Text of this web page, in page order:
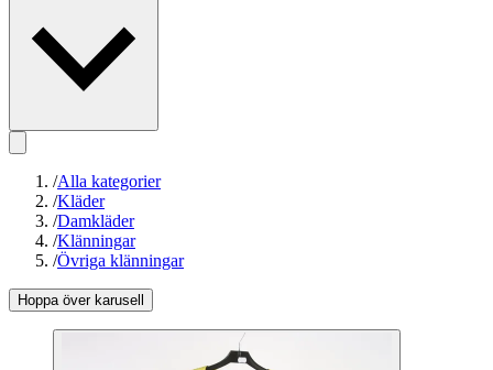
/Alla kategorier
/Kläder
/Damkläder
/Klänningar
/Övriga klänningar
Hoppa över karusell